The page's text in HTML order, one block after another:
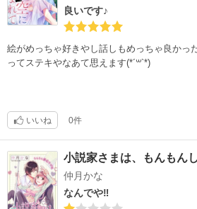
良いです♪
絵がめっちゃ好きやし話しもめっちゃ良かっ
ってステキやなあて思えます(*´꒳`*)
いいね 0件
小説家さまは、もんもん
仲月かな
なんでや‼︎